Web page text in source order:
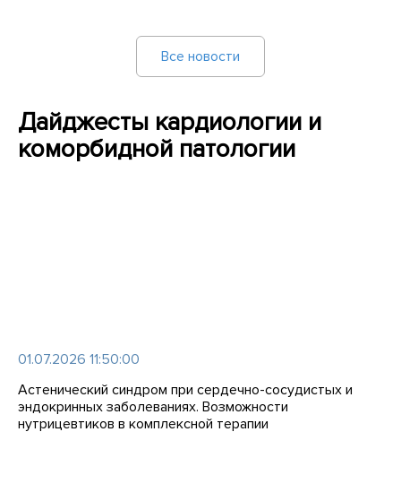
Все новости
Дайджесты кардиологии и
коморбидной патологии
01.07.2026 11:50:00
Астенический синдром при сердечно-сосудистых и
эндокринных заболеваниях. Возможности
нутрицевтиков в комплексной терапии